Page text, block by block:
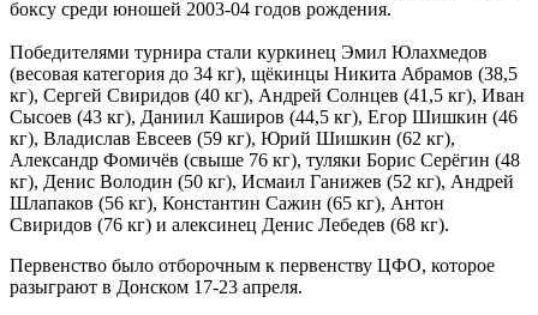
боксу среди юношей 2003-04 годов рождения.
Победителями турнира стали куркинец Эмил Юлахмедов
(весовая категория до 34 кг), щёкинцы Никита Абрамов (38,5
кг), Сергей Свиридов (40 кг), Андрей Солнцев (41,5 кг), Иван
Сысоев (43 кг), Даниил Каширов (44,5 кг), Егор Шишкин (46
кг), Владислав Евсеев (59 кг), Юрий Шишкин (62 кг),
Александр Фомичёв (свыше 76 кг), туляки Борис Серёгин (48
кг), Денис Володин (50 кг), Исмаил Ганижев (52 кг), Андрей
Шлапаков (56 кг), Константин Сажин (65 кг), Антон
Свиридов (76 кг) и алексинец Денис Лебедев (68 кг).
Первенство было отборочным к первенству ЦФО, которое
разыграют в Донском 17-23 апреля.